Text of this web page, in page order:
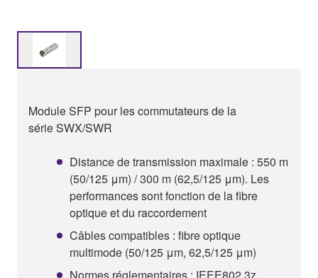
Module SFP pour les commutateurs de la
série SWX/SWR
Distance de transmission maximale : 550 m
(50/125 μm) / 300 m (62,5/125 μm). Les
performances sont fonction de la fibre
optique et du raccordement
Câbles compatibles : fibre optique
multimode (50/125 μm, 62,5/125 μm)